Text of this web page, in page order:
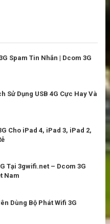
Spam Tin Nhắn | Dcom 3G
Sử Dụng USB 4G Cực Hay Và
Cho iPad 4, iPad 3, iPad 2,
Tại 3gwifi.net – Dcom 3G
Nam
Dùng Bộ Phát Wifi 3G